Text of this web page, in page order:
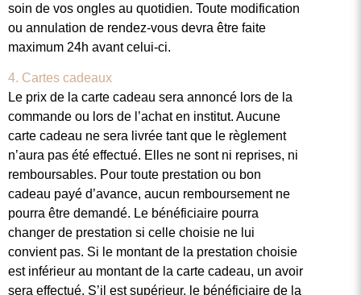
soin de vos ongles au quotidien. Toute modification
ou annulation de rendez-vous devra être faite
maximum 24h avant celui-ci.
4. Cartes cadeaux
Le prix de la carte cadeau sera annoncé lors de la
commande ou lors de l’achat en institut. Aucune
carte cadeau ne sera livrée tant que le règlement
n’aura pas été effectué. Elles ne sont ni reprises, ni
remboursables. Pour toute prestation ou bon
cadeau payé d’avance, aucun remboursement ne
pourra être demandé. Le bénéficiaire pourra
changer de prestation si celle choisie ne lui
convient pas. Si le montant de la prestation choisie
est inférieur au montant de la carte cadeau, un avoir
sera effectué. S’il est supérieur, le bénéficiaire de la